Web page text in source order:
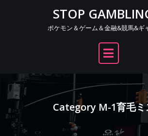
STOP
ポケモン＆ゲーム＆金融&競馬&ギ
Category M-1育毛ミ